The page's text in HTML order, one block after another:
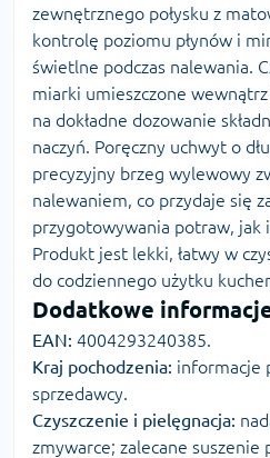
zewnętrznego połysku z
kontrolę poziomu płynów i
świetlne podczas nalewania.
miarki umieszczone
na dokładne dozowanie
naczyń. Poręczny uchwyt o
precyzyjny brzeg wylewowy
nalewaniem, co przydaje się
przygotowywania potraw, jak
Produkt jest lekki, łatwy w
do codziennego użytku
Dodatkowe
EAN: 4004293240385.
Kraj pochodzenia: informacje
sprzedawcy.
Czyszczenie i pielęgnacja:
zmywarce; zalecane suszenie